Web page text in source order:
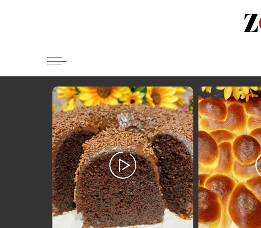
Γλυκό και Επιδόρπιο
Ποτά και Χυμοί
Ψάρι και Θαλασσινά
Σάλτσες και Αλοιφές
Κυρίως πιάτο
Κρέας
Ζυμαρικά
Πίτες και Ζύμες
Σαλάτες
Σνακ